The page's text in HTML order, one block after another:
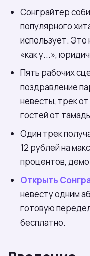
Сонграйтер
популярного
использует. Это
«как у...»,
Пять рабочих
поздравление
невесты, трек
гостей от
Один трек
12 рублей на
процентов,
Открыть
невесту одним
готовую
бесплатно.